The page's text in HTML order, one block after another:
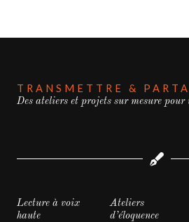
TRANSMETTRE &
Des ateliers et projets sur mesure pour
Lecture à voix
haute
Ateliers
d’éloquence